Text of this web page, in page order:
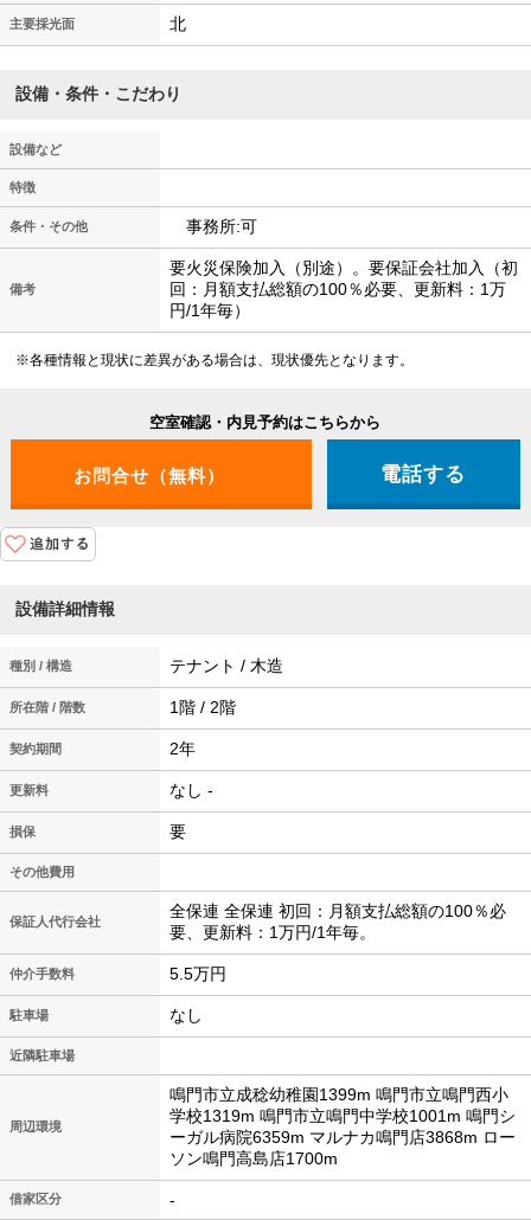
主要採光面 北
設備・条件・こだわり
設備など
特徴
条件・その他 事務所:可
備考
要火災保険加入（別途）。要保証会社加入（初
回：月額支払総額の100％必要、更新料：1万
円/1年毎）
※各種情報と現状に差異がある場合は、現状優先となります。
空室確認・内見予約はこちらから
電話する
設備詳細情報
種別 / 構造 テナント / 木造
所在階 / 階数 1階 / 2階
契約期間 2年
更新料 なし -
損保 要
その他費用
保証人代行会社
全保連 全保連 初回：月額支払総額の100％必
要、更新料：1万円/1年毎。
仲介手数料 5.5万円
駐車場 なし
近隣駐車場
周辺環境
鳴門市立成稔幼稚園1399m 鳴門市立鳴門西小
学校1319m 鳴門市立鳴門中学校1001m 鳴門シ
ーガル病院6359m マルナカ鳴門店3868m ロー
ソン鳴門高島店1700m
借家区分 -